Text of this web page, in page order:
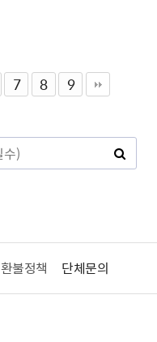
7 8 9
환불정책 단체문의